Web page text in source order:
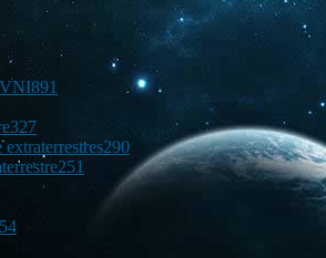
891
327
290
251